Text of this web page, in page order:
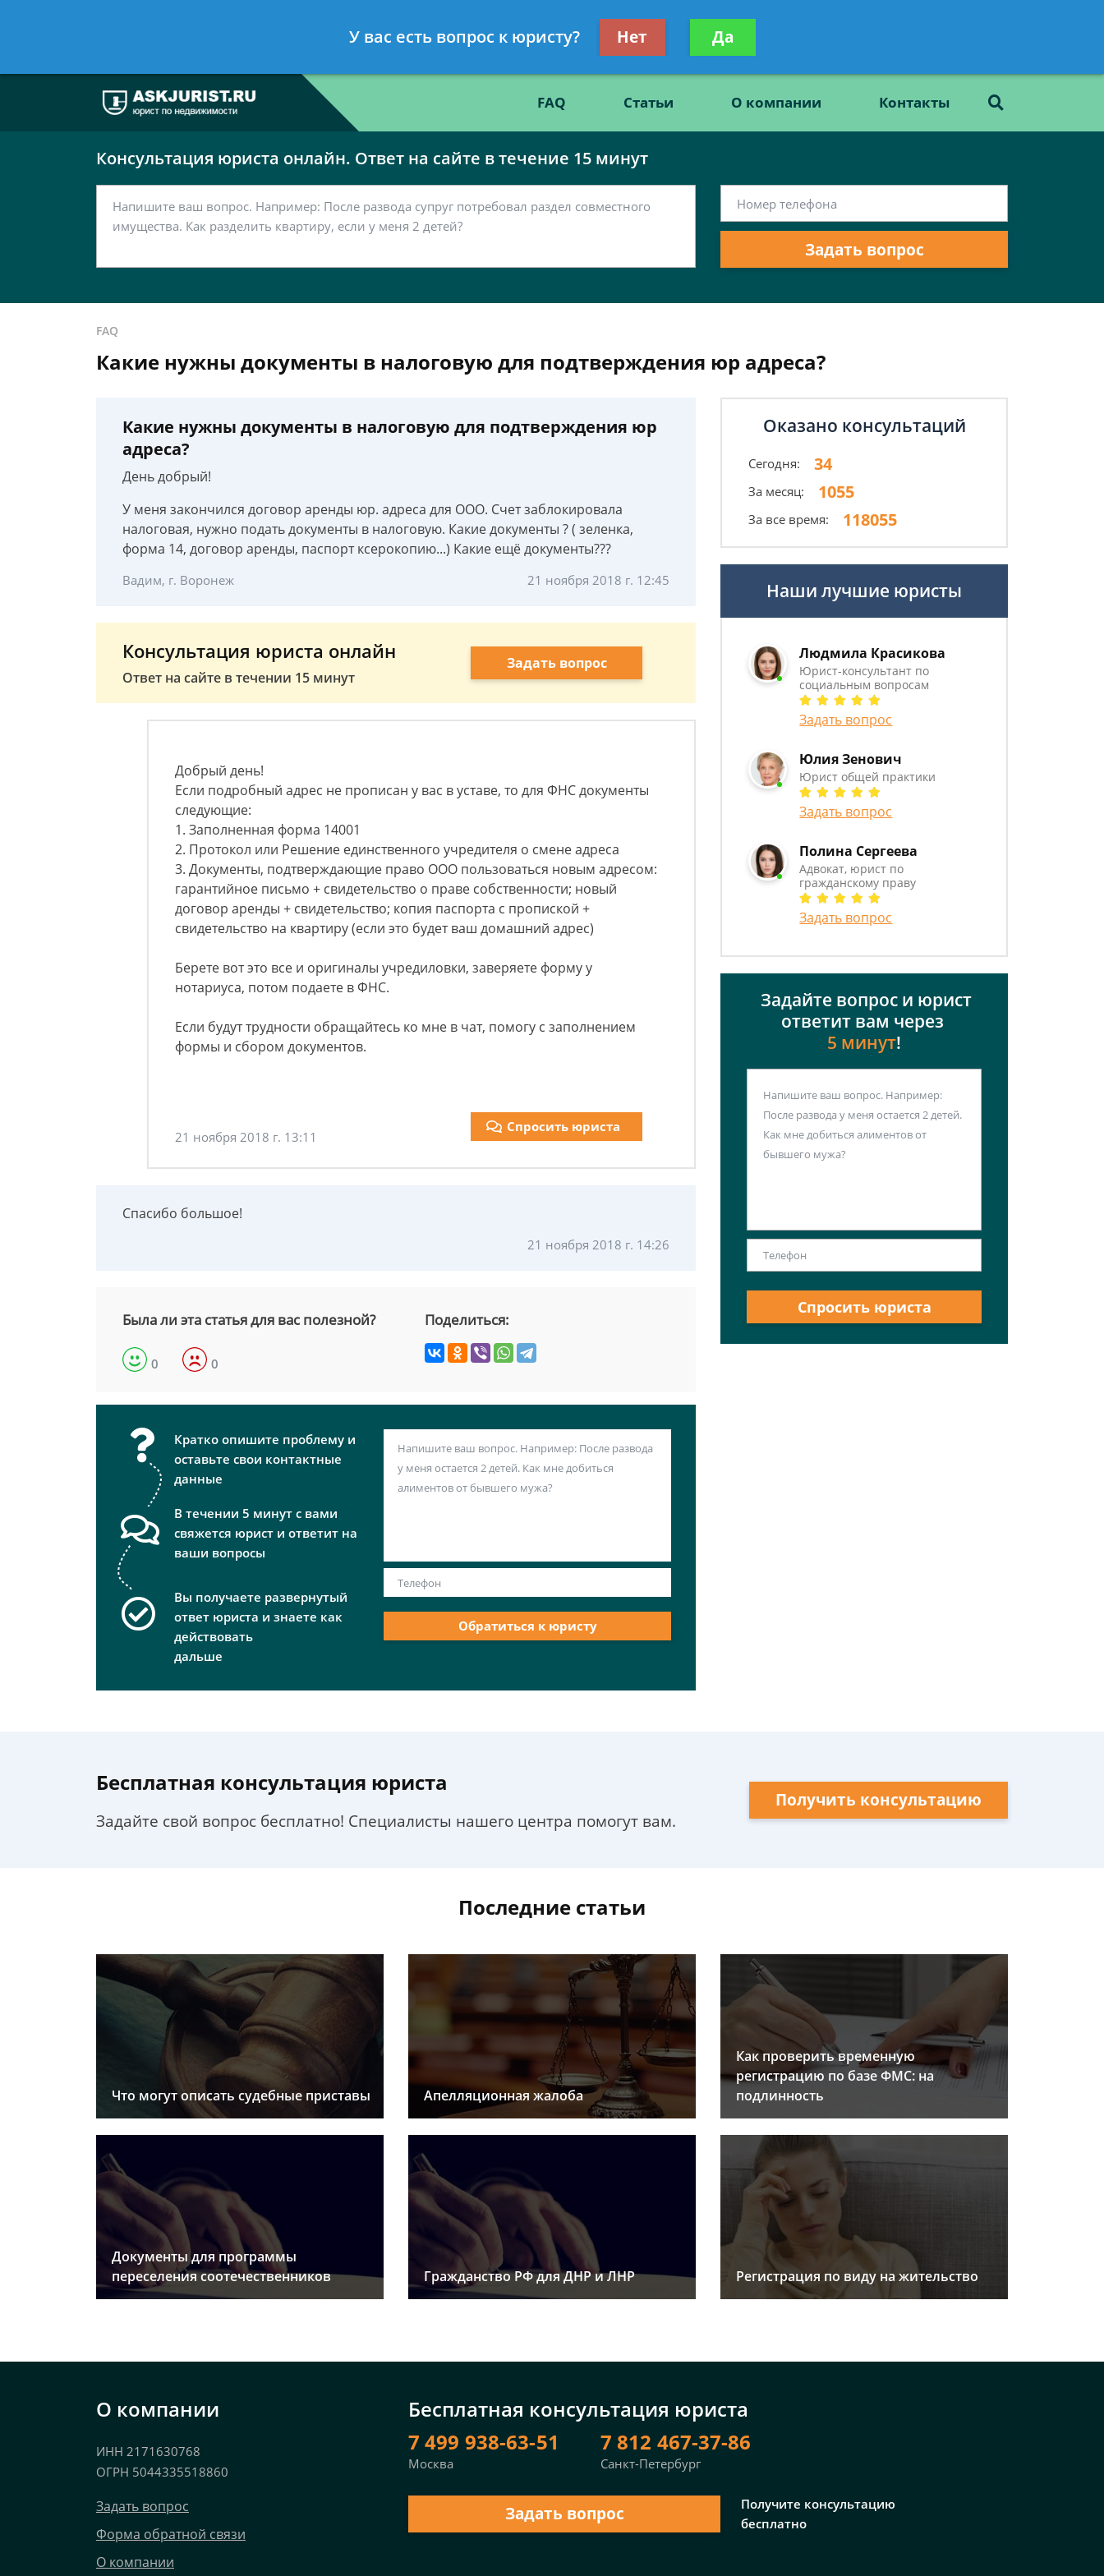
7 812 467-37-86
Получите консультацию
бесплатно
FAQ Статьи О компании Контакты
Консультация юриста онлайн. Ответ на сайте в течение 15 минут
Задать вопрос
FAQ
Какие нужны документы в налоговую для подтверждения юр адреса?
Какие нужны документы в налоговую для подтверждения юр
адреса?
День добрый!
У меня закончился договор аренды юр. адреса для ООО. Счет заблокировала
налоговая, нужно подать документы в налоговую. Какие документы ? ( зеленка,
форма 14, договор аренды, паспорт ксерокопию...) Какие ещё документы???
Вадим, г. Воронеж 21 ноября 2018 г. 12:45
Консультация юриста онлайн
Ответ на сайте в течении 15 минут
Задать вопрос
Добрый день!
Если подробный адрес не прописан у вас в уставе, то для ФНС документы
следующие:
1. Заполненная форма 14001
2. Протокол или Решение единственного учредителя о смене адреса
3. Документы, подтверждающие право ООО пользоваться новым адресом:
гарантийное письмо + свидетельство о праве собственности; новый
договор аренды + свидетельство; копия паспорта с пропиской +
свидетельство на квартиру (если это будет ваш домашний адрес)
Берете вот это все и оригиналы учредиловки, заверяете форму у
нотариуса, потом подаете в ФНС.
Если будут трудности обращайтесь ко мне в чат, помогу с заполнением
формы и сбором документов.
21 ноября 2018 г. 13:11
Спросить юриста
Спасибо большое!
21 ноября 2018 г. 14:26
Была ли эта статья для вас полезной?
0 0
Поделиться:
Кратко опишите проблему и
оставьте свои контактные
данные
В течении 5 минут с вами
свяжется юрист и ответит на
ваши вопросы
Вы получаете развернутый
ответ юриста и знаете как
действовать
дальше
Обратиться к юристу
Оказано консультаций
Сегодня: 34
За месяц: 1055
За все время: 118055
Наши лучшие юристы
Людмила Красикова
Юрист-консультант по
социальным вопросам
Задать вопрос
Юлия Зенович
Юрист общей практики
Задать вопрос
Полина Сергеева
Адвокат, юрист по
гражданскому праву
Задать вопрос
Задайте вопрос и юрист
ответит вам через
5 минут!
Спросить юриста
Бесплатная консультация юриста
Задайте свой вопрос бесплатно! Специалисты нашего центра помогут вам.
Получить консультацию
Последние статьи
Что могут описать судебные приставы Апелляционная жалоба
Как проверить временную
регистрацию по базе ФМС: на
подлинность
Документы для программы
переселения соотечественников
Гражданство РФ для ДНР и ЛНР Регистрация по виду на жительство
О компании
ИНН 2171630768
ОГРН 5044335518860
Задать вопрос
Форма обратной связи
О компании
Бесплатная консультация юриста
7 499 938-63-51
Москва
7 812 467-37-86
Санкт-Петербург
Задать вопрос
Получите консультацию
бесплатно
У вас есть вопрос к юристу? Нет Да